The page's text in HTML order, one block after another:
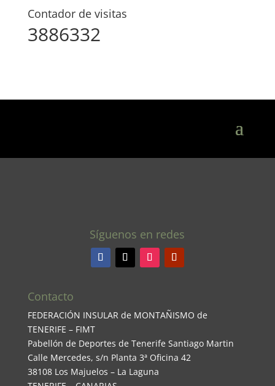
Contador de visitas
3886332
Síguenos en redes
Contacto
FEDERACIÓN INSULAR de MONTAÑISMO de
TENERIFE – FIMT
Pabellón de Deportes de Tenerife Santiago Martin
Calle Mercedes, s/n Planta 3ª Oficina 42
38108 Los Majuelos – La Laguna